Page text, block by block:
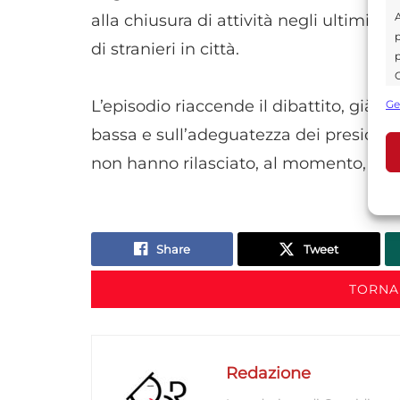
alla chiusura di attività negli ultimi
di stranieri in città.
L’episodio riaccende il dibattito, già
bassa e sull’adeguatezza dei presidi
non hanno rilasciato, al momento,
Share Tweet
Redazione